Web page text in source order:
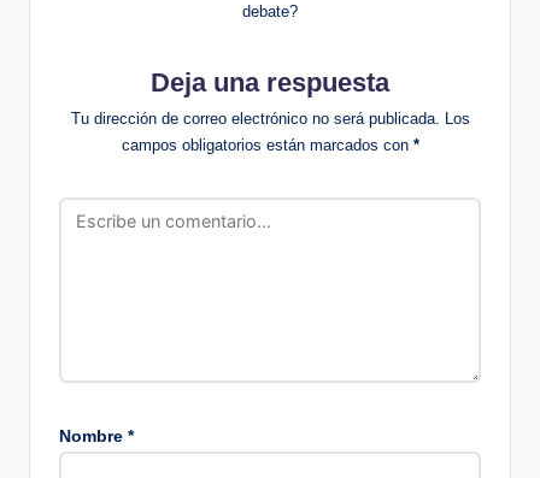
debate?
Deja una respuesta
Tu dirección de correo electrónico no será publicada. Los
campos obligatorios están marcados con *
Nombre *